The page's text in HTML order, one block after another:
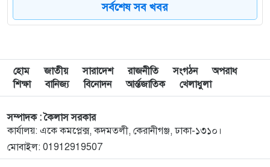
‘জুলাইয়ের লেন্স’ প্রদর্শনীতে ফুটে উঠেছে গণঅভ্যুত্থানের
ভয়াবহতা
৮
জনগণ আপনাকে স্বাগত জানাতে প্রস্তুত, কীভাবে আসবেন
আসেন: শেখ হাসিনাকে পরওয়ার
৯
১০
ইরানে হামলার পরিকল্পনা বাতিল করলেন ট্রাম্প
১১
সর্বশেষ সব খবর
হোম জাতীয় সারাদেশ রাজনীতি সংগঠন
অপরাধ
শিক্ষা
বানিজ্য বিনোদন আর্ন্তজাতিক খেলাধুলা
সম্পাদক : কৈলাস সরকার
কার্যালয়: একে কমপ্লেক্স, কদমতলী, কেরানীগঞ্জ, ঢাকা-১৩১০।
মোবাইল: 01912919507